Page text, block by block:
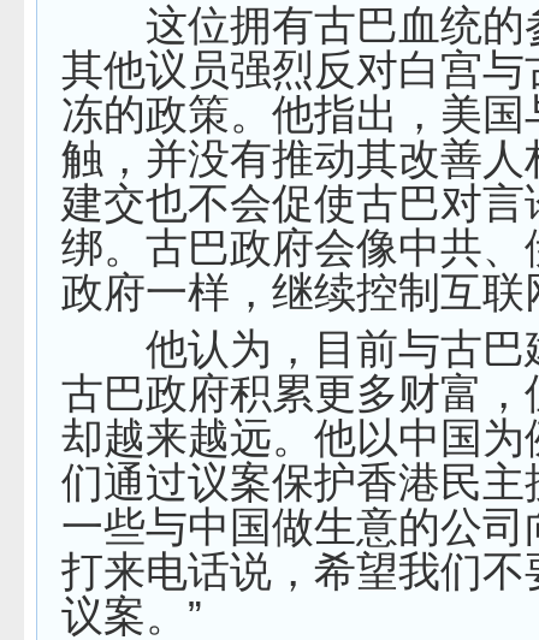
这位拥有古巴血统的
其他议员强烈反对白宫与
冻的政策。他指出，美国
触，并没有推动其改善人
建交也不会促使古巴对言
绑。古巴政府会像中共、
政府一样，继续控制互联
他认为，目前与古巴
古巴政府积累更多财富，
却越来越远。他以中国为
们通过议案保护香港民主
一些与中国做生意的公司
打来电话说，希望我们不
议案。”